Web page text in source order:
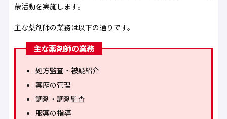
蒙活動を実施します。
主な薬剤師の業務は以下の通りです。
主な薬剤師の業務
処方監査・被疑紹介
薬歴の管理
調剤・調剤監査
服薬の指導